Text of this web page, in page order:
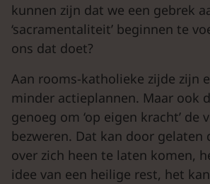
kunnen zijn dat we een gebrek
‘sacramentaliteit’ beginnen te
ons dat doet?
Aan rooms-katholieke zijde zijn
minder actieplannen. Maar ook
genoeg om ‘op eigen kracht’ de
bezweren. Dat kan door gelaten
over zich heen te laten komen,
idee van een heilige rest, het